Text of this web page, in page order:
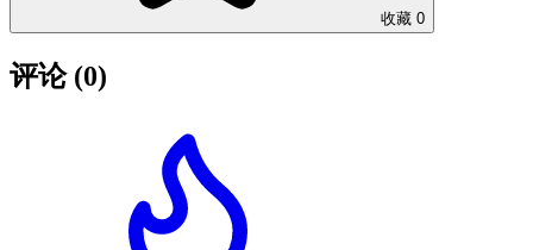
收藏 0
评论 (0)